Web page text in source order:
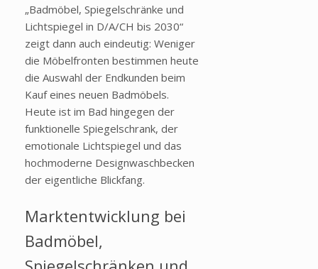
„Badmöbel, Spiegelschränke und
Lichtspiegel in D/A/CH bis 2030“
zeigt dann auch eindeutig: Weniger
die Möbelfronten bestimmen heute
die Auswahl der Endkunden beim
Kauf eines neuen Badmöbels.
Heute ist im Bad hingegen der
funktionelle Spiegelschrank, der
emotionale Lichtspiegel und das
hochmoderne Designwaschbecken
der eigentliche Blickfang.
Marktentwicklung bei
Badmöbel,